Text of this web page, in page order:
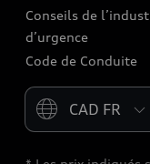
Conseils de
d’urgence
Code de Conduite
Please select country